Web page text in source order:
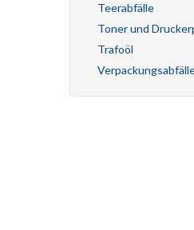
Teerabfälle
Toner und
Trafoöl